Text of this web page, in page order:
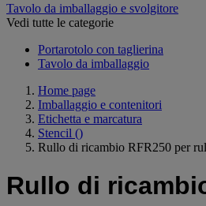
Tavolo da imballaggio e svolgitore
Vedi tutte le categorie
Portarotolo con taglierina
Tavolo da imballaggio
Home page
Imballaggio e contenitori
Etichetta e marcatura
Stencil ()
Rullo di ricambio RFR250 per
Rullo di